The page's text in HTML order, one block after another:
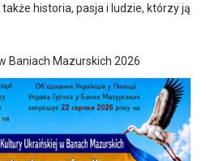
historia, pasja i ludzie, którzy ją
Baniach Mazurskich 2026